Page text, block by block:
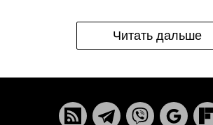
Читать дальше